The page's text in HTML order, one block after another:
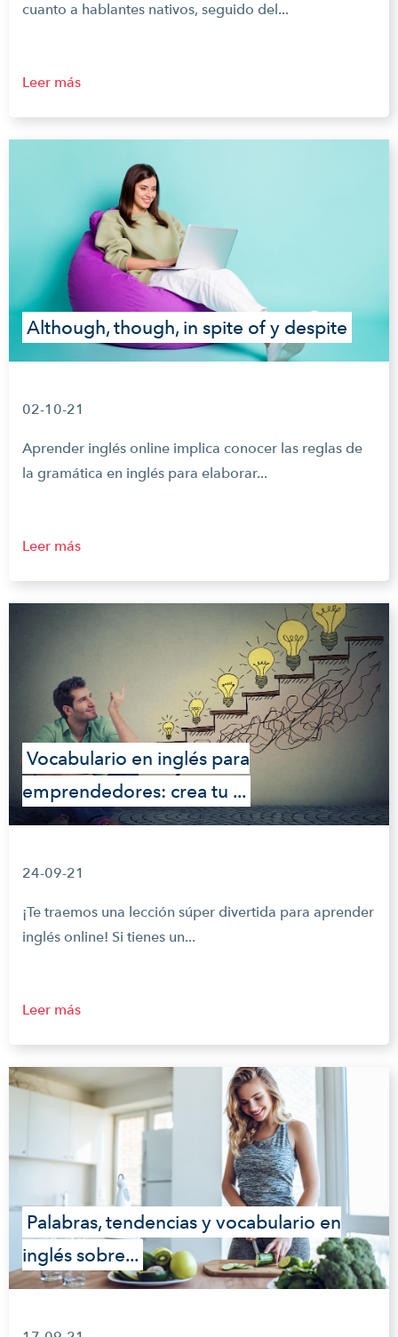
cuanto a hablantes nativos, seguido del...
Leer más
Although, though, in spite of y despite
02-10-21
Aprender inglés online implica conocer las reglas de
la gramática en inglés para elaborar...
Leer más
Vocabulario en inglés para
emprendedores: crea tu ...
24-09-21
¡Te traemos una lección súper divertida para aprender
inglés online! Si tienes un...
Leer más
Palabras, tendencias y vocabulario en
inglés sobre...